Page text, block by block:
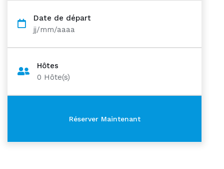
Date de départ
jj/mm/aaaa
Hôtes
0 Hôte(s)